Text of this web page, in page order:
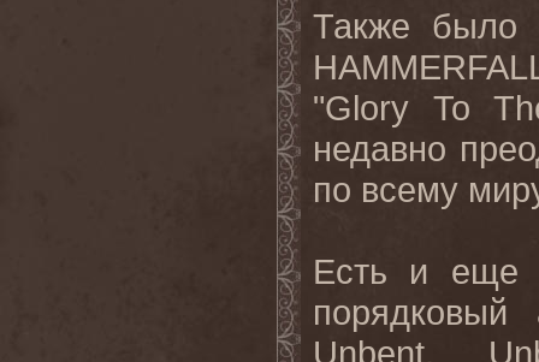
Также было
"Glory To
недавно
по всему
Есть и еще
Unbent,